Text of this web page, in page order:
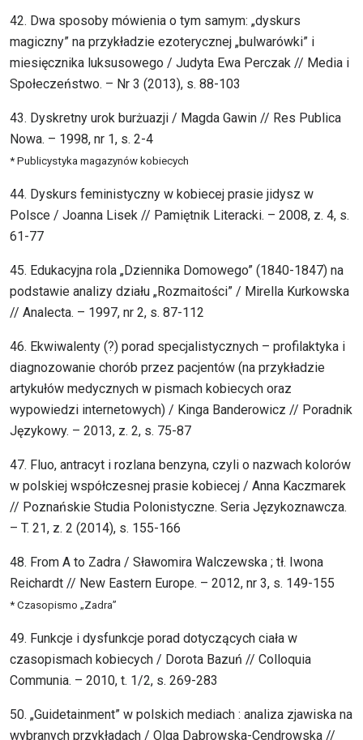
42. Dwa sposoby mówienia o tym samym: „dyskurs
magiczny” na przykładzie ezoterycznej „bulwarówki” i
miesięcznika luksusowego / Judyta Ewa Perczak // Media i
Społeczeństwo. – Nr 3 (2013), s. 88-103
43. Dyskretny urok burżuazji / Magda Gawin // Res Publica
Nowa. – 1998, nr 1, s. 2-4
* Publicystyka magazynów kobiecych
44. Dyskurs feministyczny w kobiecej prasie jidysz w
Polsce / Joanna Lisek // Pamiętnik Literacki. – 2008, z. 4, s.
61-77
45. Edukacyjna rola „Dziennika Domowego” (1840-1847) na
podstawie analizy działu „Rozmaitości” / Mirella Kurkowska
// Analecta. – 1997, nr 2, s. 87-112
46. Ekwiwalenty (?) porad specjalistycznych – profilaktyka i
diagnozowanie chorób przez pacjentów (na przykładzie
artykułów medycznych w pismach kobiecych oraz
wypowiedzi internetowych) / Kinga Banderowicz // Poradnik
Językowy. – 2013, z. 2, s. 75-87
47. Fluo, antracyt i rozlana benzyna, czyli o nazwach kolorów
w polskiej współczesnej prasie kobiecej / Anna Kaczmarek
// Poznańskie Studia Polonistyczne. Seria Językoznawcza.
– T. 21, z. 2 (2014), s. 155-166
48. From A to Zadra / Sławomira Walczewska ; tł. Iwona
Reichardt // New Eastern Europe. – 2012, nr 3, s. 149-155
* Czasopismo „Zadra”
49. Funkcje i dysfunkcje porad dotyczących ciała w
czasopismach kobiecych / Dorota Bazuń // Colloquia
Communia. – 2010, t. 1/2, s. 269-283
50. „Guidetainment” w polskich mediach : analiza zjawiska na
wybranych przykładach / Olga Dąbrowska-Cendrowska //